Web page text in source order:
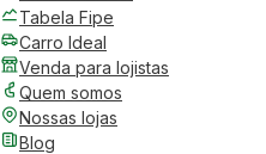
Tabela Fipe
Carro Ideal
Venda para lojistas
Quem somos
Nossas lojas
Blog